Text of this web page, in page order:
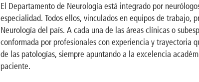
El Departamento de Neurología está integrado por
especialidad. Todos ellos, vinculados en equipos de trabajo,
Neurología del país. A cada una de las áreas clínicas o
conformada por profesionales con experiencia y trayectoria
de las patologías, siempre apuntando a la excelencia
paciente.